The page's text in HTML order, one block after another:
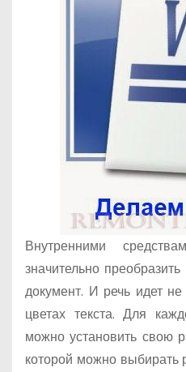
Внутренними
значительно
документ. И речь идет
цветах текста. Для
можно установить свою
которой можно